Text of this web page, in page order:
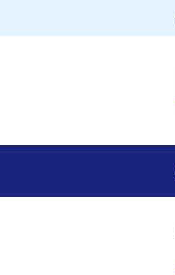
naar